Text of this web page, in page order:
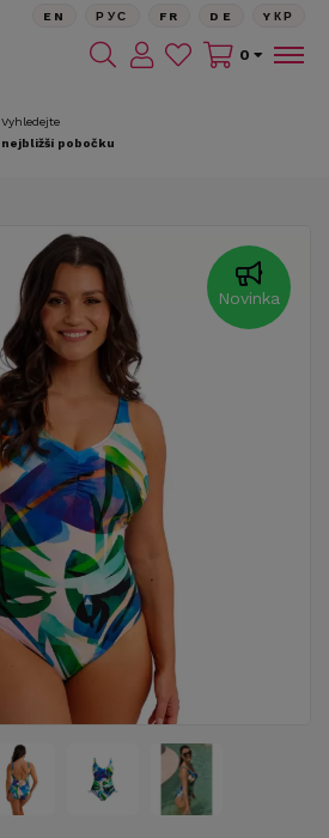
Vyhledejte
nejbližší pobočku
EN РУС FR DE YКР
0
Novinka